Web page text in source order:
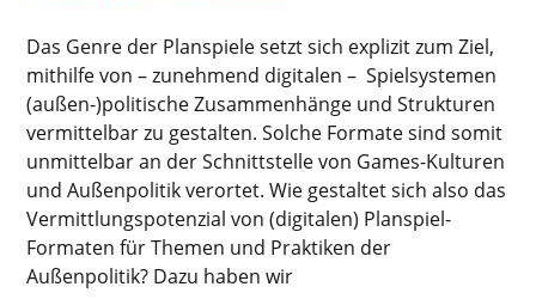
Das Genre der Planspiele setzt sich explizit zum Ziel,
mithilfe von – zunehmend digitalen – Spielsystemen
(außen-)politische Zusammenhänge und Strukturen
vermittelbar zu gestalten. Solche Formate sind somit
unmittelbar an der Schnittstelle von Games-Kulturen
und Außenpolitik verortet. Wie gestaltet sich also das
Vermittlungspotenzial von (digitalen) Planspiel-
Formaten für Themen und Praktiken der
Außenpolitik? Dazu haben wir